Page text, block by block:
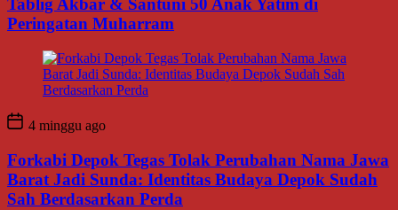
Tablig Akbar & Santuni 50 Anak Yatim di
Peringatan Muharram
4 minggu ago
Forkabi Depok Tegas Tolak Perubahan Nama Jawa
Barat Jadi Sunda: Identitas Budaya Depok Sudah
Sah Berdasarkan Perda